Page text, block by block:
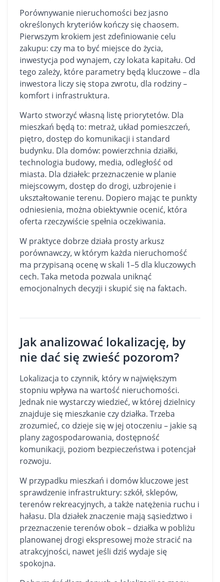
Porównywanie nieruchomości bez jasno
określonych kryteriów kończy się chaosem.
Pierwszym krokiem jest zdefiniowanie celu
zakupu: czy ma to być miejsce do życia,
inwestycja pod wynajem, czy lokata kapitału. Od
tego zależy, które parametry będą kluczowe – dla
inwestora liczy się stopa zwrotu, dla rodziny –
komfort i infrastruktura.
Warto stworzyć własną listę priorytetów. Dla
mieszkań będą to: metraż, układ pomieszczeń,
piętro, dostęp do komunikacji i standard
budynku. Dla domów: powierzchnia działki,
technologia budowy, media, odległość od
miasta. Dla działek: przeznaczenie w planie
miejscowym, dostęp do drogi, uzbrojenie i
ukształtowanie terenu. Dopiero mając te punkty
odniesienia, można obiektywnie ocenić, która
oferta rzeczywiście spełnia oczekiwania.
W praktyce dobrze działa prosty arkusz
porównawczy, w którym każda nieruchomość
ma przypisaną ocenę w skali 1–5 dla kluczowych
cech. Taka metoda pozwala uniknąć
emocjonalnych decyzji i skupić się na faktach.
Jak analizować lokalizację, by
nie dać się zwieść pozorom?
Lokalizacja to czynnik, który w największym
stopniu wpływa na wartość nieruchomości.
Jednak nie wystarczy wiedzieć, w której dzielnicy
znajduje się mieszkanie czy działka. Trzeba
zrozumieć, co dzieje się w jej otoczeniu – jakie są
plany zagospodarowania, dostępność
komunikacji, poziom bezpieczeństwa i potencjał
rozwoju.
W przypadku mieszkań i domów kluczowe jest
sprawdzenie infrastruktury: szkół, sklepów,
terenów rekreacyjnych, a także natężenia ruchu i
hałasu. Dla działek znaczenie mają sąsiedztwo i
przeznaczenie terenów obok – działka w pobliżu
planowanej drogi ekspresowej może stracić na
atrakcyjności, nawet jeśli dziś wydaje się
spokojna.